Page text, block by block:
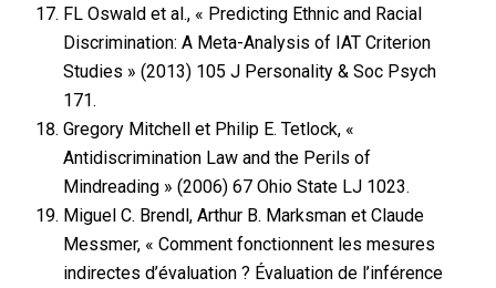
FL Oswald et al., « Predicting Ethnic and Racial
Discrimination: A Meta-Analysis of IAT Criterion
Studies » (2013) 105 J Personality & Soc Psych
171.
Gregory Mitchell et Philip E. Tetlock, «
Antidiscrimination Law and the Perils of
Mindreading » (2006) 67 Ohio State LJ 1023.
Miguel C. Brendl, Arthur B. Marksman et Claude
Messmer, « Comment fonctionnent les mesures
indirectes d’évaluation ? Évaluation de l’inférence